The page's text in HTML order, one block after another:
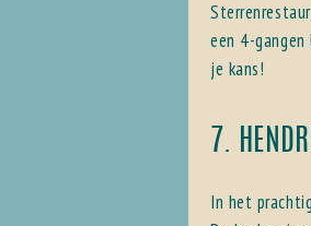
een 4-
je kans!
7.
In het